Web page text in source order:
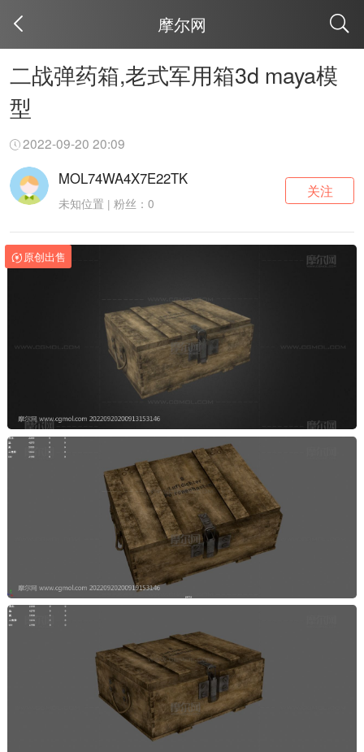
摩尔网
二战弹药箱,老式军用箱3d maya模
型
2022-09-20 20:09
MOL74WA4X7E22TK
未知位置 | 粉丝：0
关注
原创出售
取消